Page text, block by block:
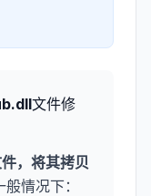
文件修
，将其拷贝
情况下：